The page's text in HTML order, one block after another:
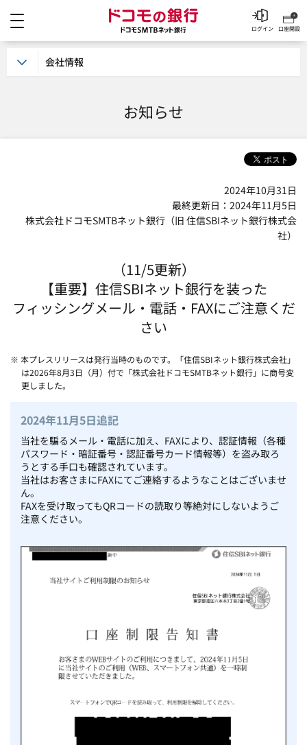
ドコモの銀行 ドコモ
口座開設
ログイン
お知らせ
2024年10月31日
最終更新日：2024年11月5日
株式会社ドコモSMTBネット銀行（旧 住信SBIネット銀行株式会
社）
（11/5更新）
【重要】住信SBIネット銀行を装った
フィッシングメール・電話・FAXにご注意くだ
さい
※ 本プレスリリースは発行当時のものです。「住信SBIネット銀行株式会社」
は2026年8月3日（月）付で「株式会社ドコモSMTBネット銀行」に商号変
更しました。
2024年11月5日追記
当社を騙るメール・電話に加え、FAXにより、認証情報（各種
パスワード・暗証番号・認証番号カード情報等）を盗み取ろ
うとする手口も確認されています。
当社はお客さまにFAXにてご連絡するようなことはございませ
ん。
FAXを受け取ってもQRコードの読取り等絶対にしないようご
注意ください。
会社情報